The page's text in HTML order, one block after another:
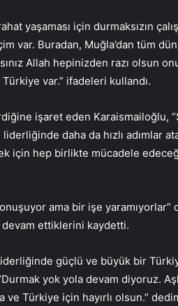
yaşaması için durmaksızın
var. Buradan, Muğla’dan tüm
Allah hepinizden razı olsun
var.” ifadeleri kullandı.
işaret eden Karaismailoğlu,
daha da hızlı adımlar
için hep birlikte mücadele
ama bir işe
devam ettiklerini kaydetti.
güçlü ve büyük bir
yok yola devam diyoruz.
Türkiye için hayırlı olsun.”